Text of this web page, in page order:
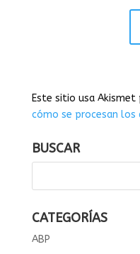
Este sitio usa Akismet
cómo se procesan
BUSCAR
CATEGORÍAS
ABP